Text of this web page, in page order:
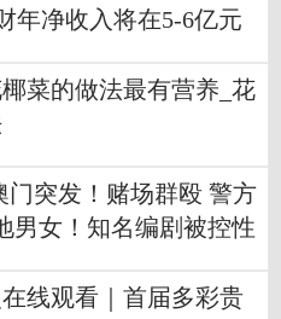
年净收入将在5-6亿元
菜的做法最有营养_花
门突发！赌场群殴 警方
男女！知名编剧被控性
线观看｜首届多彩贵